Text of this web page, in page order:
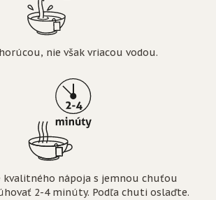
nie však vriacou vodou.
kvalitného nápoja s jemnou chuťou
2-4 minúty. Podľa chuti oslaďte.